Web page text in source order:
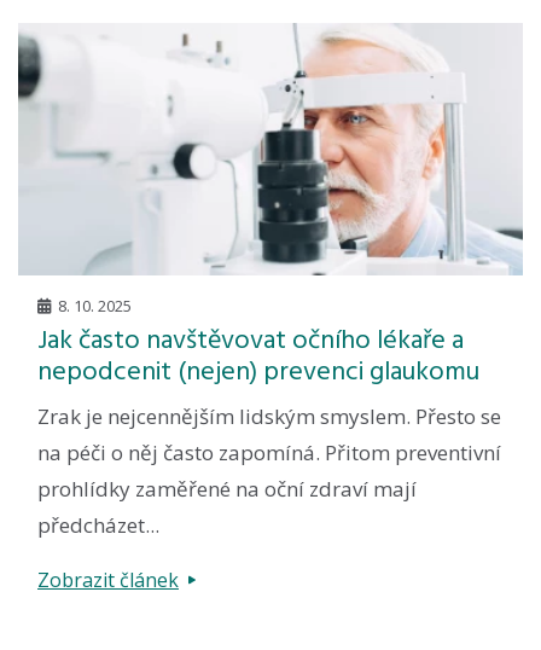
8. 10. 2025
Jak často navštěvovat očního lékaře a
nepodcenit (nejen) prevenci glaukomu
Zrak je nejcennějším lidským smyslem. Přesto se
na péči o něj často zapomíná. Přitom preventivní
prohlídky zaměřené na oční zdraví mají
předcházet...
Zobrazit článek